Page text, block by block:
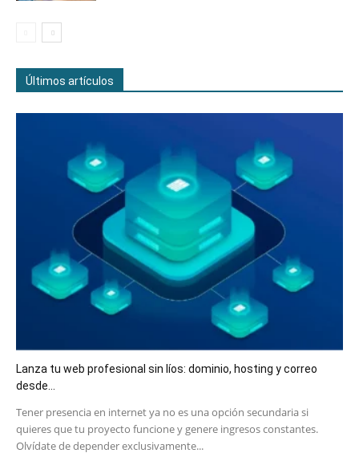
Últimos artículos
Lanza tu web profesional sin líos: dominio, hosting y correo
desde...
​Tener presencia en internet ya no es una opción secundaria si
quieres que tu proyecto funcione y genere ingresos constantes.
Olvídate de depender exclusivamente...